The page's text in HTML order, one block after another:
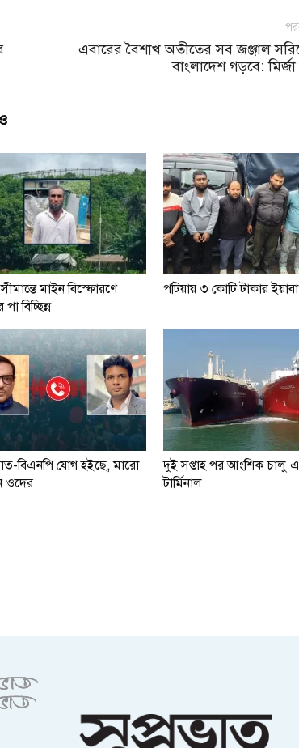
এবারের বৈশাখ অতীতের সব জঞ্জাল
বাংলাদেশ গড়বে:
মাইন বিস্ফোরণে
বিচ্ছিন্ন
পটিয়ায় ৩ কোটি টাকার ইয়াবা
বিএনপি যোগ হইছে, মারো
ওদের
দুই সপ্তাহ পর আংশিক চালু
টার্মিনাল